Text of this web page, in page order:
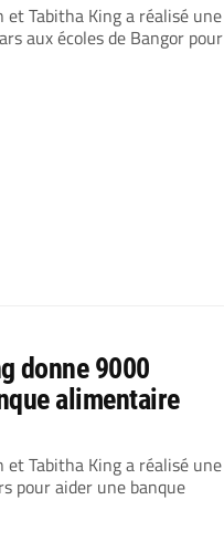
et Tabitha King a réalisé une
aux écoles de Bangor pour
donne 9000
alimentaire
et Tabitha King a réalisé une
pour aider une banque